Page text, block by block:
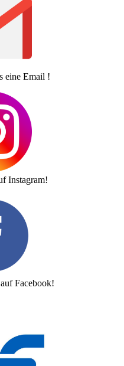
eine Email !
Instagram!
Facebook!